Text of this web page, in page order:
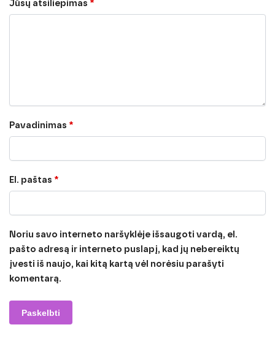
Jūsų atsiliepimas *
Pavadinimas *
El. paštas *
Noriu savo interneto naršyklėje išsaugoti vardą, el.
pašto adresą ir interneto puslapį, kad jų nebereiktų
įvesti iš naujo, kai kitą kartą vėl norėsiu parašyti
komentarą.